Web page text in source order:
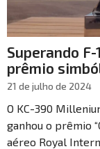
Superando F-
prêmio
21 de julho de 2024
O KC-390
ganhou o prêmio
aéreo Royal